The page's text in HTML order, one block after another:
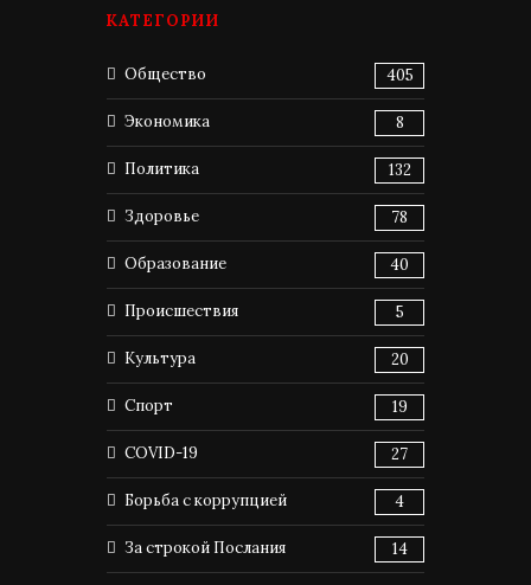
КАТЕГОРИИ
Общество 405
Экономика 8
Политика 132
Здоровье 78
Образование 40
Происшествия 5
Культура 20
Спорт 19
COVID-19 27
Борьба с коррупцией 4
За строкой Послания 14